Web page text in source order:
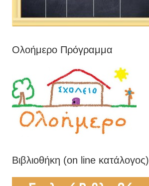
Ολοήμερο Πρόγραμμα
Βιβλιοθήκη (on line κατάλογος)